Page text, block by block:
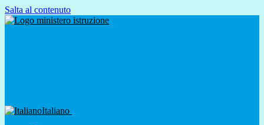
Salta al contenuto
Italiano